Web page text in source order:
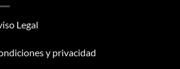
Legal
y privacidad